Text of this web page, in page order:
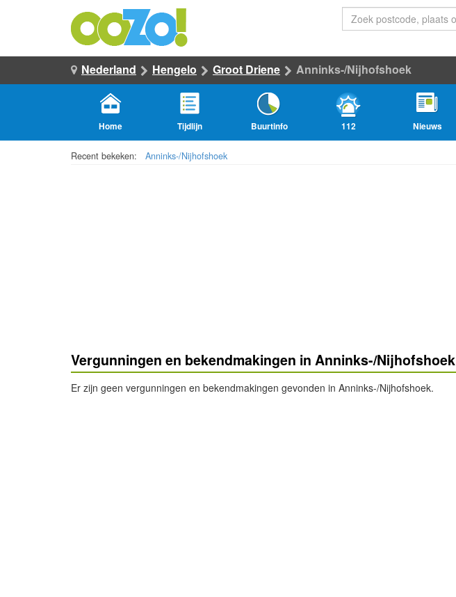
Nederland Hengelo Groot Driene Anninks-/Nijhofshoek
Home Tijdlijn Buurtinfo 112 Nieuws
Recent bekeken: Anninks-/Nijhofshoek
Vergunningen en bekendmakingen in Anninks-/Nijhofshoek
Er zijn geen vergunningen en bekendmakingen gevonden in Anninks-/Nijhofshoek.